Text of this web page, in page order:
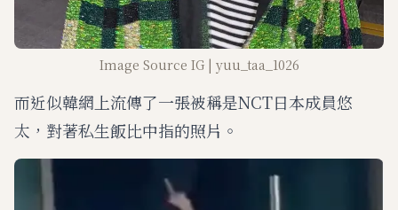
Image Source IG | yuu_taa_1026
而近似韓網上流傳了一張被稱是NCT日本成員悠
太，對著私生飯比中指的照片。